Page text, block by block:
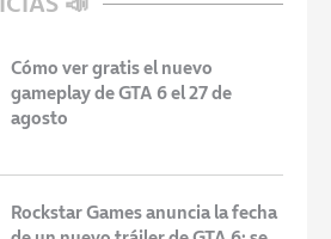
Cómo ver gratis el nuevo
gameplay de GTA 6 el 27 de
agosto
Rockstar Games anuncia la fecha